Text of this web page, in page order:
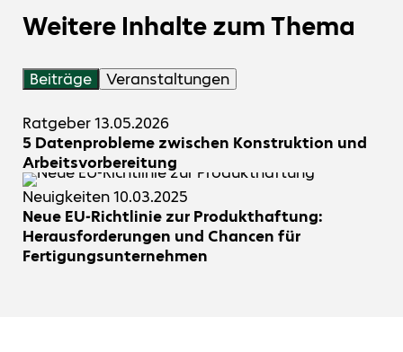
Weitere Inhalte zum Thema
Beiträge Veranstaltungen
Ratgeber13.05.2026
5 Datenprobleme zwischen Konstruktion und
Arbeitsvorbereitung
Neuigkeiten10.03.2025
Neue EU-Richtlinie zur Produkthaftung:
Herausforderungen und Chancen für
Fertigungsunternehmen